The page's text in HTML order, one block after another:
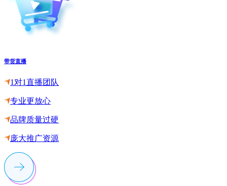
带货直播
1对1直播团队
专业更放心
品牌质量过硬
庞大推广资源